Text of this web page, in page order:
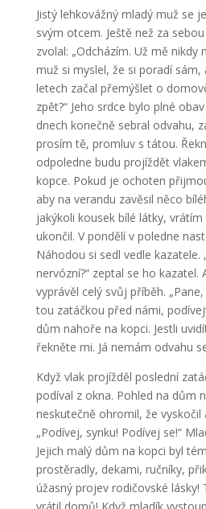
Jistý lehkovážný mladý muž se
svým otcem. Ještě než za
zvolal: „Odcházím. Už mě nikdy
muž si myslel, že si poradí
letech začal přemýšlet o
zpět?“ Jeho srdce bylo plné
dnech konečně sebral odvahu,
prosím tě, promluv s tátou.
odpoledne budu projíždět
kopce. Pokud je ochoten
aby na verandu zavěsil něco
jakýkoli kousek bílé látky,
ukončil. V pondělí v poledne
Náhodou si sedl vedle kazatele.
nervózní?“ zeptal se ho kazatel.
vyprávěl celý svůj příběh.
tou zatáčkou před námi,
dům nahoře na kopci. Jestli
řekněte mi. Já nemám odvahu
Když vlak projížděl poslední
podíval z okna. Pohled na dům
neskutečně ohromil, že vyskočil
„Podívej, synku! Podívej se!“
Jejich malý dům na kopci byl
prostěradly, dekami, ručníky,
úžasný projev rodičovské lásky!